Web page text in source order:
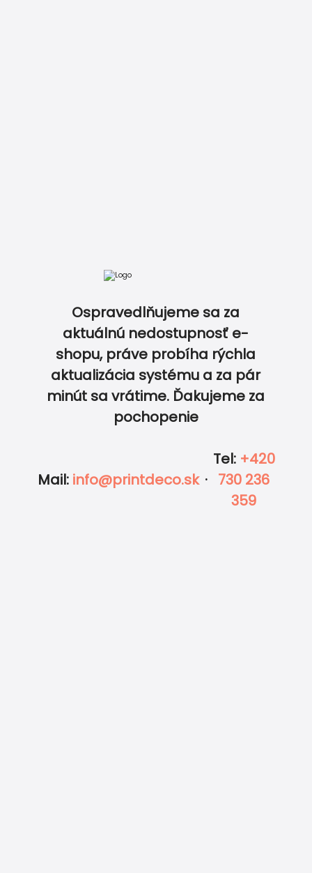
Ospravedlňujeme sa za
aktuálnú nedostupnosť e-
shopu, práve probíha rýchla
aktualizácia systému a za pár
minút sa vrátime. Ďakujeme za
pochopenie
Mail: info@printdeco.sk ·
Tel: +420
730 236
359
0